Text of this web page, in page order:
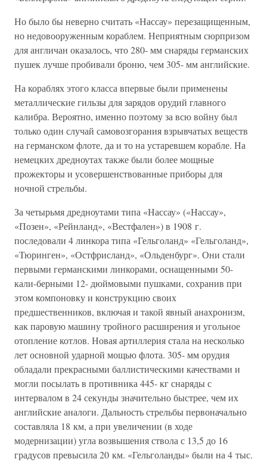
Но было бы неверно считать «Нассау» перезащищенным,
но недовооруженным кораблем. Неприятным сюрпризом
для англичан оказалось, что 280- мм снаряды германских
пушек лучше пробивали броню, чем 305- мм английские.
На кораблях этого класса впервые были применены
металлические гильзы для зарядов орудий главного
калибра. Вероятно, именно поэтому за всю войну был
только один случай самовозгорания взрывчатых веществ
на германском флоте, да и то на устаревшем корабле. На
немецких дредноутах также были более мощные
прожекторы и усовершенствованные приборы для
ночной стрельбы.
За четырьмя дредноутами типа «Нассау» («Нассау»,
«Позен», «Рейнланд», «Вестфален») в 1908 г.
последовали 4 линкора типа «Гельголанд» «Гельголанд»,
«Тюринген», «Остфрисланд», «Ольденбург». Они стали
первыми германскими линкорами, оснащенными 50-
кали-берными 12- дюймовыми пушками, сохранив при
этом компоновку и конструкцию своих
предшественников, включая и такой явный анахронизм,
как паровую машину тройного расширения и угольное
отопление котлов. Новая артиллерия стала на несколько
лет основной ударной мощью флота. 305- мм орудия
обладали прекрасными баллистическими качествами и
могли посылать в противника 445- кг снаряды с
интервалом в 24 секунды значительно быстрее, чем их
английские аналоги. Дальность стрельбы первоначально
составляла 18 км, а при увеличении (в ходе
модернизации) угла возвышения ствола с 13,5 до 16
градусов превысила 20 км. «Гельголанды» были на 4 тыс.